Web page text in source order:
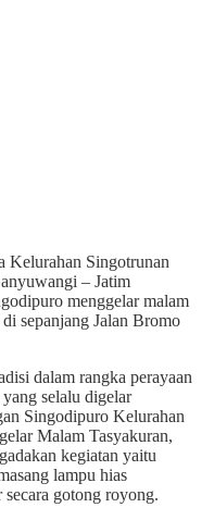
Kelurahan Singotrunan
– Jatim
menggelar malam
sepanjang Jalan Bromo
dalam rangka perayaan
selalu digelar
Singodipuro Kelurahan
Malam Tasyakuran,
kegiatan yaitu
lampu hias
gotong royong.